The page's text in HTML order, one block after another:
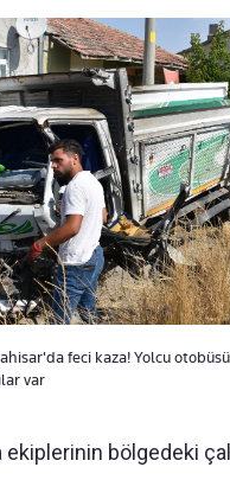
feci kaza! Yolcu
var
bölgedeki